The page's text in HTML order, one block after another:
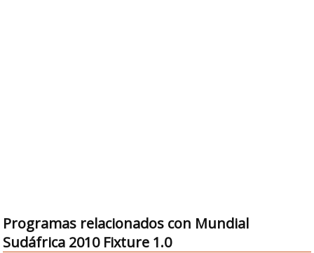
Programas relacionados con Mundial
Sudáfrica 2010 Fixture 1.0